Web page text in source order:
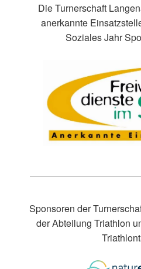
Die Turnerschaft
anerkannte
Soziales Jahr
Sponsoren der
der Abteilung Triathlon